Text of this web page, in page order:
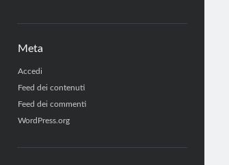
Meta
Accedi
Feed dei contenuti
Feed dei commenti
WordPress.org